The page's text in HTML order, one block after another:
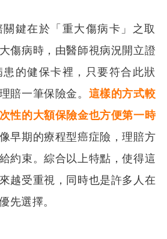
搜尋
鍵在於「重大傷病卡」之取
傷病時，由醫師視病況開立證
的健保卡裡，只要符合此狀
賠一筆保險金。 這樣的方式較
性的大額保險金也方便第一時
像早期的療程型癌症險，理賠方
約束。綜合以上特點，使得這
越受重視，同時也是許多人在
先選擇。